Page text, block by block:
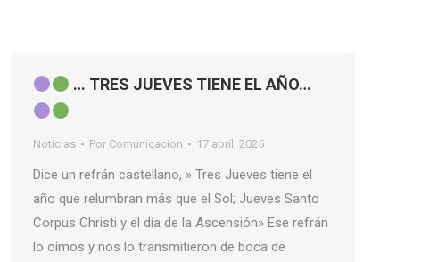
… TRES JUEVES TIENE EL AÑO…
Noticias Por Comunicacion 17 abril, 2025
Dice un refrán castellano, » Tres Jueves tiene el
año que relumbran más que el Sol; Jueves Santo
Corpus Christi y el día de la Ascensión» Ese refrán
lo oímos y nos lo transmitieron de boca de